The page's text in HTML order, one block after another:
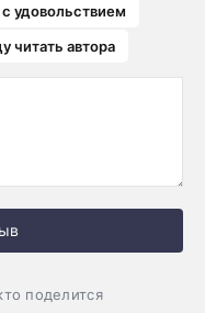
удовольствием
читать автора
поделится